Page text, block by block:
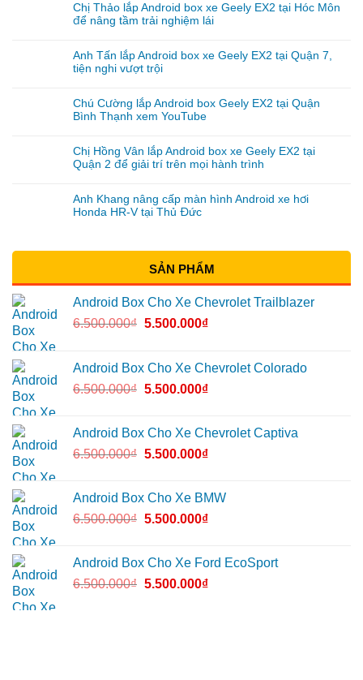
Chị Thảo lắp Android box xe Geely EX2 tại Hóc Môn
để nâng tầm trải nghiệm lái
Anh Tấn lắp Android box xe Geely EX2 tại Quận 7,
tiện nghi vượt trội
Chú Cường lắp Android box Geely EX2 tại Quận
Bình Thạnh xem YouTube
Chị Hồng Vân lắp Android box xe Geely EX2 tại
Quận 2 để giải trí trên mọi hành trình
Anh Khang nâng cấp màn hình Android xe hơi
Honda HR-V tại Thủ Đức
SẢN PHẨM
Android Box Cho Xe Chevrolet Trailblazer
6.500.000₫ 5.500.000₫
Android Box Cho Xe Chevrolet Colorado
6.500.000₫ 5.500.000₫
Android Box Cho Xe Chevrolet Captiva
6.500.000₫ 5.500.000₫
Android Box Cho Xe BMW
6.500.000₫ 5.500.000₫
Android Box Cho Xe Ford EcoSport
6.500.000₫ 5.500.000₫